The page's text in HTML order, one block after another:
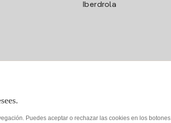
Iberdrola
Puedes aceptar o rechazar las cookies en los botones